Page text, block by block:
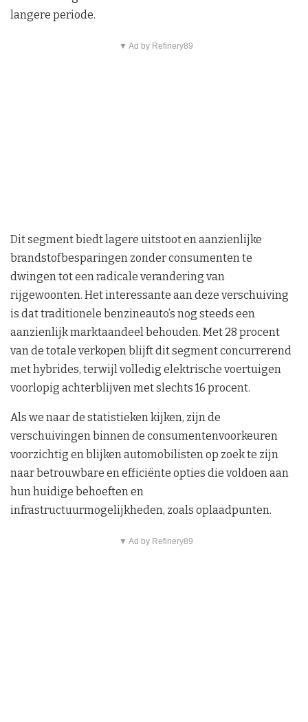
langere periode.
▼ Ad by Refinery89
Dit segment biedt lagere uitstoot en aanzienlijke
brandstofbesparingen zonder consumenten te
dwingen tot een radicale verandering van
rijgewoonten. Het interessante aan deze verschuiving
is dat traditionele benzineauto’s nog steeds een
aanzienlijk marktaandeel behouden. Met 28 procent
van de totale verkopen blijft dit segment concurrerend
met hybrides, terwijl volledig elektrische voertuigen
voorlopig achterblijven met slechts 16 procent.
Als we naar de statistieken kijken, zijn de
verschuivingen binnen de consumentenvoorkeuren
voorzichtig en blijken automobilisten op zoek te zijn
naar betrouwbare en efficiënte opties die voldoen aan
hun huidige behoeften en
infrastructuurmogelijkheden, zoals oplaadpunten.
▼ Ad by Refinery89